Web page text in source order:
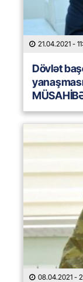
21.04.2021 -
Dövlət
08.04.2021 -